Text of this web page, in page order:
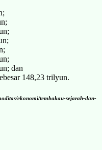
dan
148,23 trilyun.
ekonomi/tembakau-sejarah-dan-